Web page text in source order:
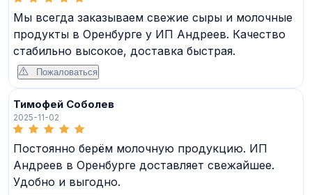
Мы всегда заказываем свежие сыры и молочные
продукты в Оренбурге у ИП Андреев. Качество
стабильно высокое, доставка быстрая.
Пожаловаться
Тимофей Соболев
2025-11-02
Постоянно берём молочную продукцию. ИП
Андреев в Оренбурге доставляет свежайшее.
Удобно и выгодно.